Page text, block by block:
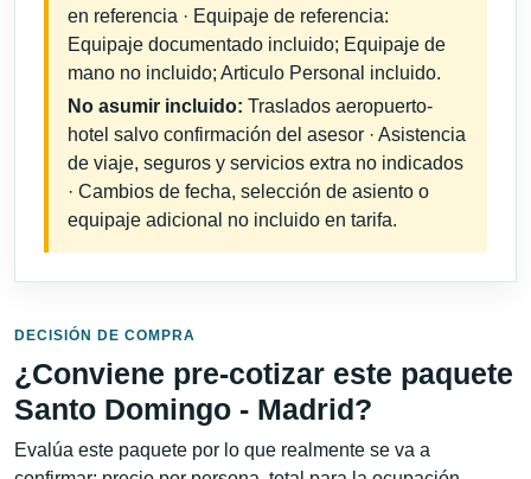
en referencia · Equipaje de referencia:
Equipaje documentado incluido; Equipaje de
mano no incluido; Articulo Personal incluido.
No asumir incluido: Traslados aeropuerto-
hotel salvo confirmación del asesor · Asistencia
de viaje, seguros y servicios extra no indicados
· Cambios de fecha, selección de asiento o
equipaje adicional no incluido en tarifa.
DECISIÓN DE COMPRA
¿Conviene pre-cotizar este paquete
Santo Domingo - Madrid?
Evalúa este paquete por lo que realmente se va a